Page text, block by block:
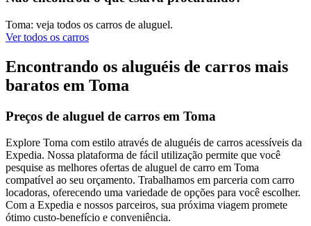
Toma: veja todos os carros de aluguel.
Ver todos os carros
Encontrando os aluguéis de carros mais
baratos em Toma
Preços de aluguel de carros em Toma
Explore Toma com estilo através de aluguéis de carros acessíveis da
Expedia. Nossa plataforma de fácil utilização permite que você
pesquise as melhores ofertas de aluguel de carro em Toma
compatível ao seu orçamento. Trabalhamos em parceria com carro
locadoras, oferecendo uma variedade de opções para você escolher.
Com a Expedia e nossos parceiros, sua próxima viagem promete
ótimo custo-benefício e conveniência.